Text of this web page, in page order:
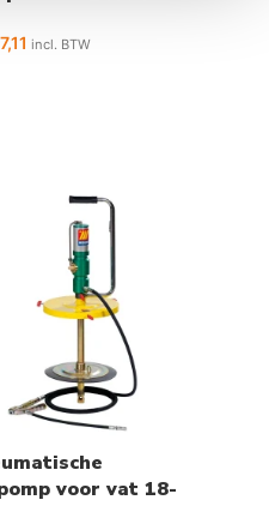
incl. BTW
voor vat 18-